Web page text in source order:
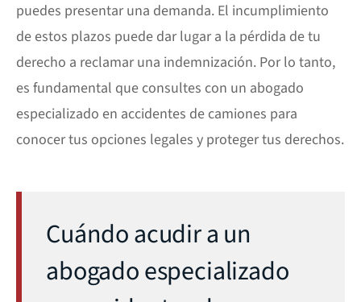
puedes presentar una demanda. El incumplimiento
de estos plazos puede dar lugar a la pérdida de tu
derecho a reclamar una indemnización. Por lo tanto,
es fundamental que consultes con un abogado
especializado en accidentes de camiones para
conocer tus opciones legales y proteger tus derechos.
Cuándo acudir a un
abogado especializado